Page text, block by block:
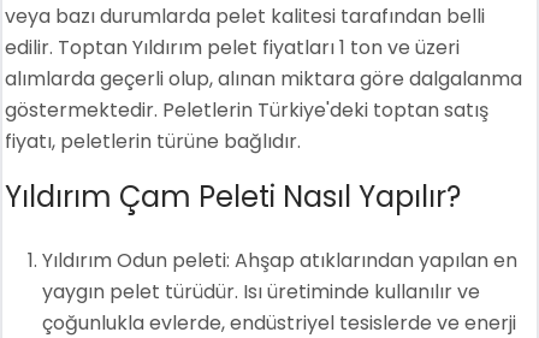
veya bazı durumlarda pelet kalitesi tarafından belli
edilir. Toptan Yıldırım pelet fiyatları 1 ton ve üzeri
alımlarda geçerli olup, alınan miktara göre dalgalanma
göstermektedir. Peletlerin Türkiye'deki toptan satış
fiyatı, peletlerin türüne bağlıdır.
Yıldırım Çam Peleti Nasıl Yapılır?
Yıldırım Odun peleti: Ahşap atıklarından yapılan en
yaygın pelet türüdür. Isı üretiminde kullanılır ve
çoğunlukla evlerde, endüstriyel tesislerde ve enerji